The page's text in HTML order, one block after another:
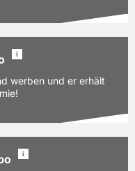
3,40 EUR
i
werben und er erhält
i